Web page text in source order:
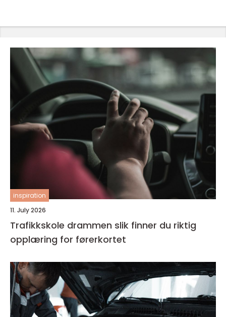
inspiration
11. July 2026
Trafikkskole drammen slik finner du riktig
opplæring for førerkortet